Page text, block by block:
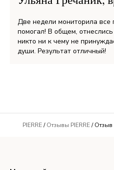
Две недели мониторила все
помогал! В общем,
никто ни к чему не
души. Результат отличный!
PIERRE/Отзывы PIERRE/ Отзыв